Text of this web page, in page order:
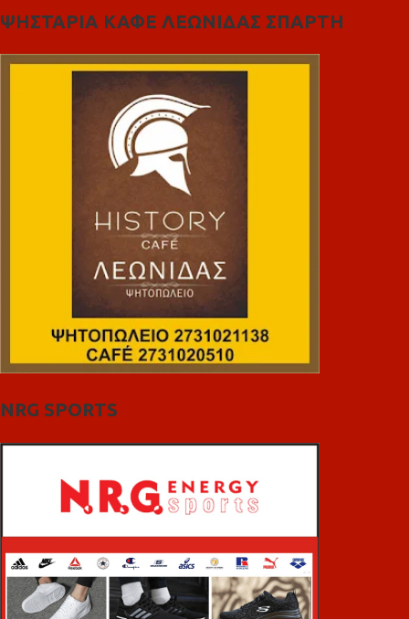
ΨΗΣΤΑΡΙΑ ΚΑΦΕ ΛΕΩΝΙΔΑΣ ΣΠΑΡΤΗ
NRG SPORTS